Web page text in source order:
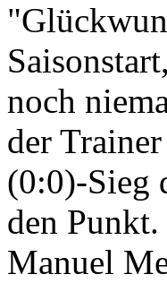
noch
der
(0:0)-Sieg
den
Manuel